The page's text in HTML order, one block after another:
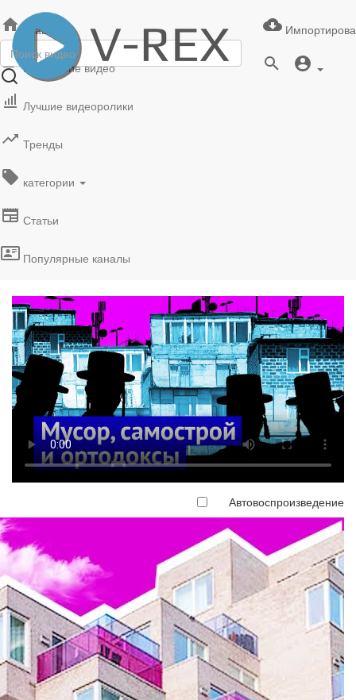
Главная
Последние видео
Лучшие видеоролики
Тренды
категории
Статьи
Популярные каналы
Автовоспроизведение